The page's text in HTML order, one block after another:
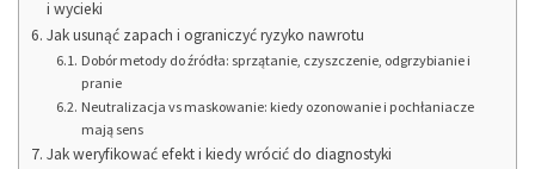
i wycieki
Jak usunąć zapach i ograniczyć ryzyko nawrotu
Dobór metody do źródła: sprzątanie, czyszczenie, odgrzybianie i
pranie
Neutralizacja vs maskowanie: kiedy ozonowanie i pochłaniacze
mają sens
Jak weryfikować efekt i kiedy wrócić do diagnostyki